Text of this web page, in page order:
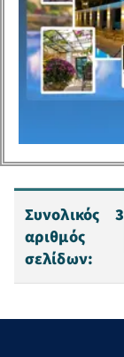
Συνολικός
αριθμός
σελίδων:
3